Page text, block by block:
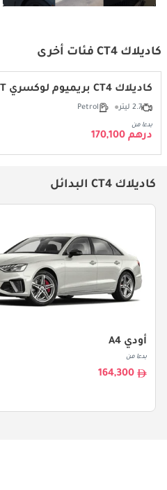
كاديلاك CT4 فئات أخرى
كاديلاك CT4 بريميوم لوكسري 2.7T
2.7 ليتر Petrol
بدءا من
درهم 170,100
كاديلاك CT4 البدائل
أودي A4
بدءا من
164,300